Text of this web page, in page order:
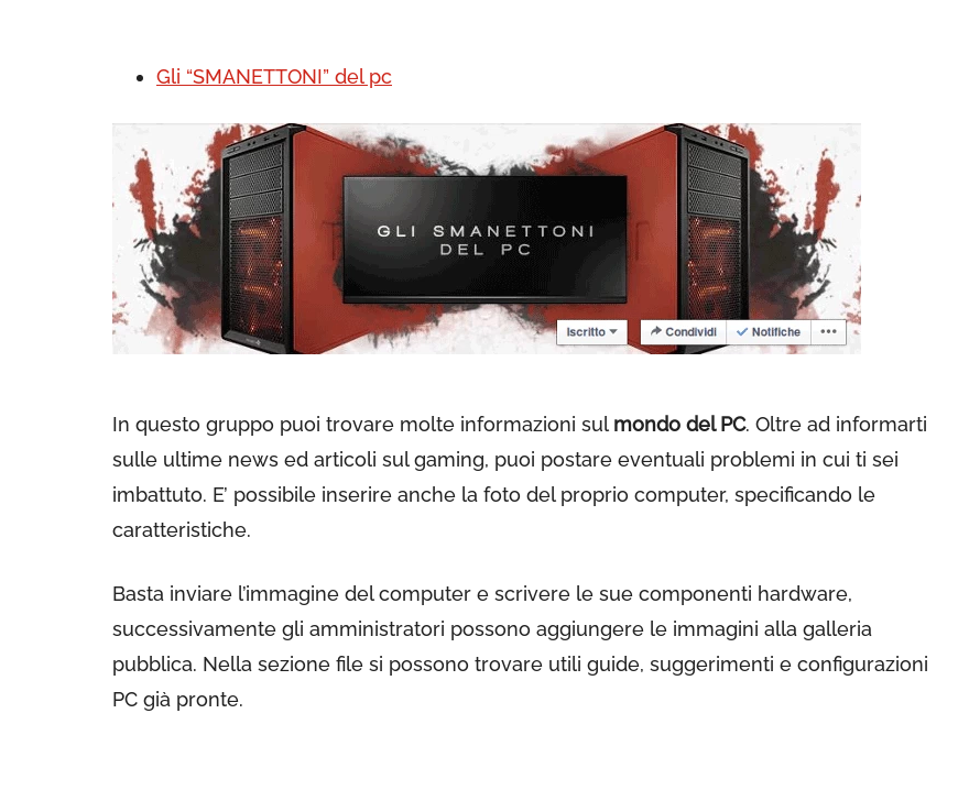
Gli “SMANETTONI” del pc
In questo gruppo puoi trovare molte informazioni sul mondo del PC. Oltre ad informarti
sulle ultime news ed articoli sul gaming, puoi postare eventuali problemi in cui ti sei
imbattuto. E’ possibile inserire anche la foto del proprio computer, specificando le
caratteristiche.
Basta inviare l’immagine del computer e scrivere le sue componenti hardware,
successivamente gli amministratori possono aggiungere le immagini alla galleria
pubblica. Nella sezione file si possono trovare utili guide, suggerimenti e configurazioni
PC già pronte.